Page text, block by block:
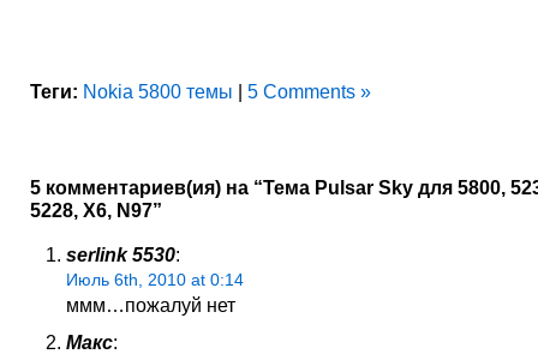
Теги: Nokia 5800 темы 5 Comments »
5 комментариев(ия) на “Тема Pulsar Sky для 5800,
5228, X6, N97”
serlink 5530:
Июль 6th, 2010 at 0:14
ммм…пожалуй нет
Макс: